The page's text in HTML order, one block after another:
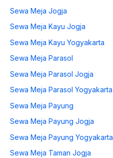
Sewa Meja Jogja
Sewa Meja Kayu Jogja
Sewa Meja Kayu Yogyakarta
Sewa Meja Parasol
Sewa Meja Parasol Jogja
Sewa Meja Parasol Yogyakarta
Sewa Meja Payung
Sewa Meja Payung Jogja
Sewa Meja Payung Yogyakarta
Sewa Meja Taman Jogja